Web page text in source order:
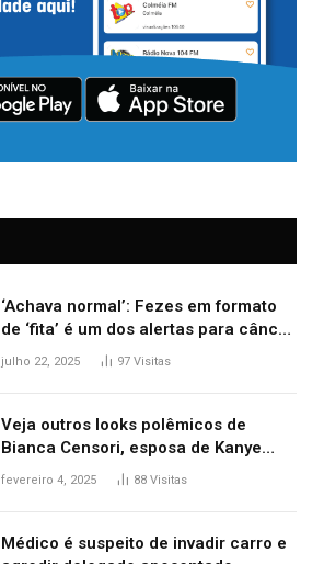
‘Achava normal’: Fezes em formato
de ‘fita’ é um dos alertas para câncer
colorretal; relembre fala de Preta Gil
julho 22, 2025 97 Visitas
Veja outros looks polêmicos de
Bianca Censori, esposa de Kanye
West que apareceu nua no Grammy
fevereiro 4, 2025 88 Visitas
Médico é suspeito de invadir carro e